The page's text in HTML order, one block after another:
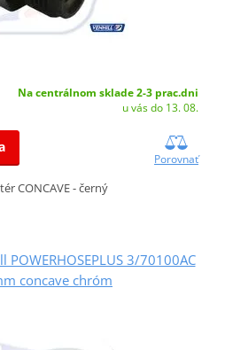
Na centrálnom sklade 2-3 prac.dni
u vás do 13. 08.
Porovnať
CONCAVE - černý
3/70100AC
concave chróm